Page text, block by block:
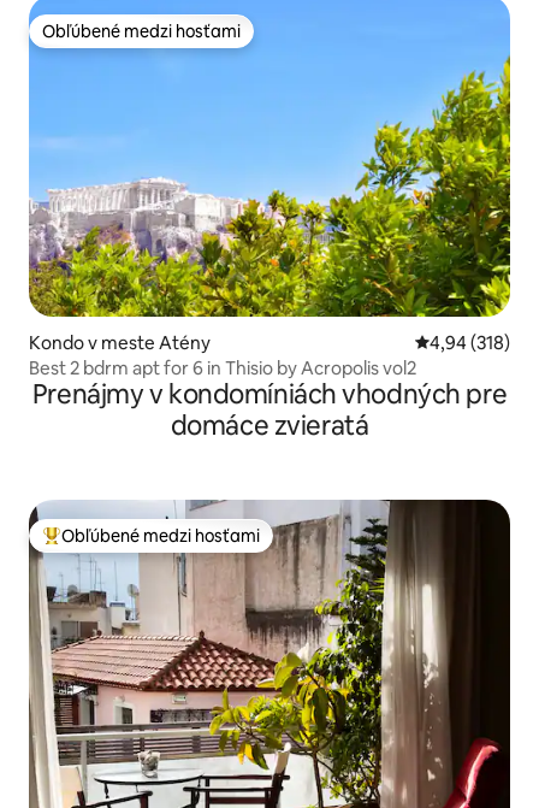
Obľúbené medzi hosťami
Obľúbené medzi hosťami
Kondo v meste Atény Priemerné
4,94 (318)
Best 2 bdrm apt for 6 in Thisio by Acropolis vol2
Prenájmy v kondomíniách vhodných pre
domáce zvieratá
Najobľúbenejšie medzi hosťami
Obľúbené medzi hosťami